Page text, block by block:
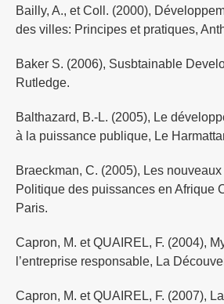
Bailly, A., et Coll. (2000),
des villes: Principes et pratiques,
Baker S. (2006), Susbtainable
Rutledge.
Balthazard, B.-L. (2005), Le
à la puissance publique, Le
Braeckman, C. (2005), Les
Politique des puissances en Afrique
Paris.
Capron, M. et QUAIREL, F. (2004),
l’entreprise responsable, La
Capron, M. et QUAIREL, F. (2007),